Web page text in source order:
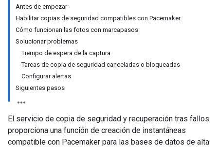
Antes de empezar
Habilitar copias de seguridad compatibles con Pacemaker
Cómo funcionan las fotos con marcapasos
Solucionar problemas
Tiempo de espera de la captura
Tareas de copia de seguridad canceladas o bloqueadas
Configurar alertas
Siguientes pasos
El servicio de copia de seguridad y recuperación tras fallos
proporciona una función de creación de instantáneas
compatible con Pacemaker para las bases de datos de alta